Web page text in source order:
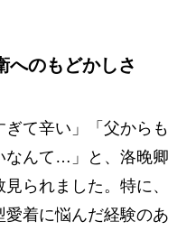
へのもどかしさ
ぎて辛い」「父からも
なんて…」と、洛晚卿
られました。特に、
着に悩んだ経験のあ